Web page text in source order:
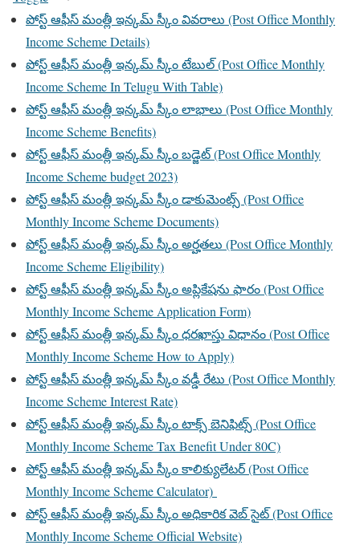
పోస్ట్ ఆఫీస్ మంత్లీ ఇన్కమ్ స్కీం వివరాలు (Post Office Monthly
Income Scheme Details)
పోస్ట్ ఆఫీస్ మంత్లీ ఇన్కమ్ స్కీం టేబుల్ (Post Office Monthly
Income Scheme In Telugu With Table)
పోస్ట్ ఆఫీస్ మంత్లీ ఇన్కమ్ స్కీం లాభాలు (Post Office Monthly
Income Scheme Benefits)
పోస్ట్ ఆఫీస్ మంత్లీ ఇన్కమ్ స్కీం బడ్జెట్ (Post Office Monthly
Income Scheme budget 2023)
పోస్ట్ ఆఫీస్ మంత్లీ ఇన్కమ్ స్కీం డాకుమెంట్స్ (Post Office
Monthly Income Scheme Documents)
పోస్ట్ ఆఫీస్ మంత్లీ ఇన్కమ్ స్కీం అర్హతలు (Post Office Monthly
Income Scheme Eligibility)
పోస్ట్ ఆఫీస్ మంత్లీ ఇన్కమ్ స్కీం అప్లికేషను ఫారం (Post Office
Monthly Income Scheme Application Form)
పోస్ట్ ఆఫీస్ మంత్లీ ఇన్కమ్ స్కీం ధరఖాస్తు విధానం (Post Office
Monthly Income Scheme How to Apply)
పోస్ట్ ఆఫీస్ మంత్లీ ఇన్కమ్ స్కీం వడ్డీ రేటు (Post Office Monthly
Income Scheme Interest Rate)
పోస్ట్ ఆఫీస్ మంత్లీ ఇన్కమ్ స్కీం టాక్స్ బెనిఫిట్స్ (Post Office
Monthly Income Scheme Tax Benefit Under 80C)
పోస్ట్ ఆఫీస్ మంత్లీ ఇన్కమ్ స్కీం కాలిక్యులేటర్ (Post Office
Monthly Income Scheme Calculator)
పోస్ట్ ఆఫీస్ మంత్లీ ఇన్కమ్ స్కీం అధికారిక వెబ్ సైట్ (Post Office
Monthly Income Scheme Official Website)